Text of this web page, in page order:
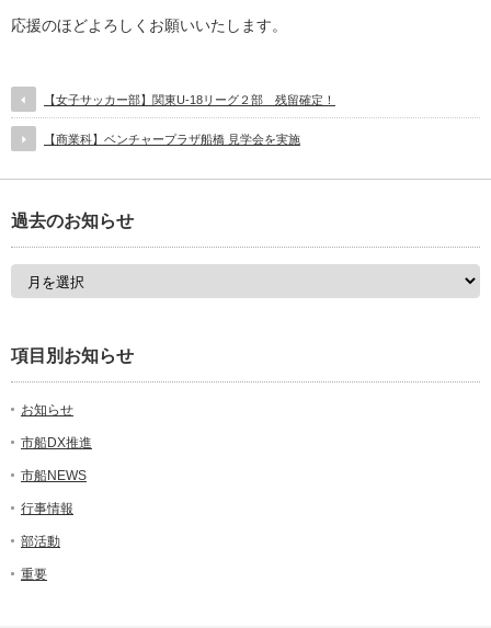
応援のほどよろしくお願いいたします。
【女子サッカー部】関東U-18リーグ２部 残留確定！
【商業科】ベンチャープラザ船橋 見学会を実施
過去のお知らせ
項目別お知らせ
お知らせ
市船DX推進
市船NEWS
行事情報
部活動
重要